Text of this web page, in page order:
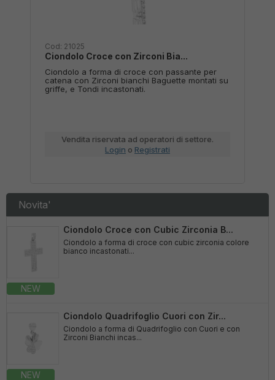
Cod: 100402000450
Ciondolo Ovale con Zirconi e P...
Ciondolo Fantasy a forma Ovale con Zirconi
Bianchi e Punto Luce centrale 7 mm.
Vendita riservata ad operatori di settore.
Login o Registrati
Novita'
NEW
Ciondolo Croce con Cubic Zirconia B...
Ciondolo a forma di croce con cubic zirconia colore
bianco incastonati...
NEW
Ciondolo Quadrifoglio Cuori con Zir...
Ciondolo a forma di Quadrifoglio con Cuori e con
Zirconi Bianchi incas...